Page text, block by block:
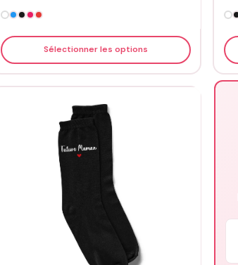
Sélectionner les options